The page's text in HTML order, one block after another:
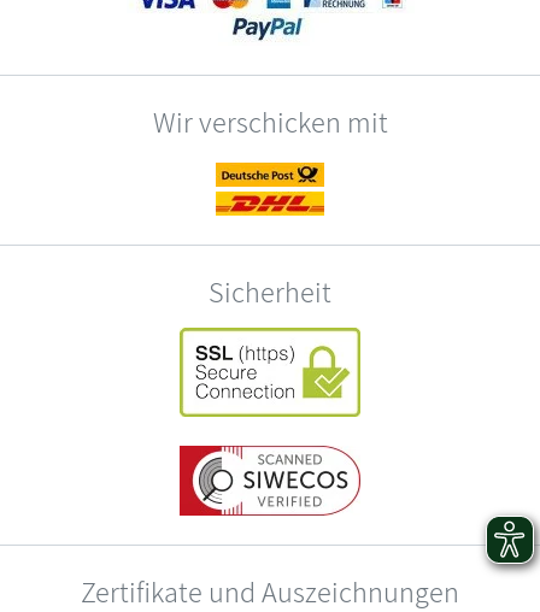
Wir verschicken mit
Sicherheit
Zertifikate und Auszeichnungen